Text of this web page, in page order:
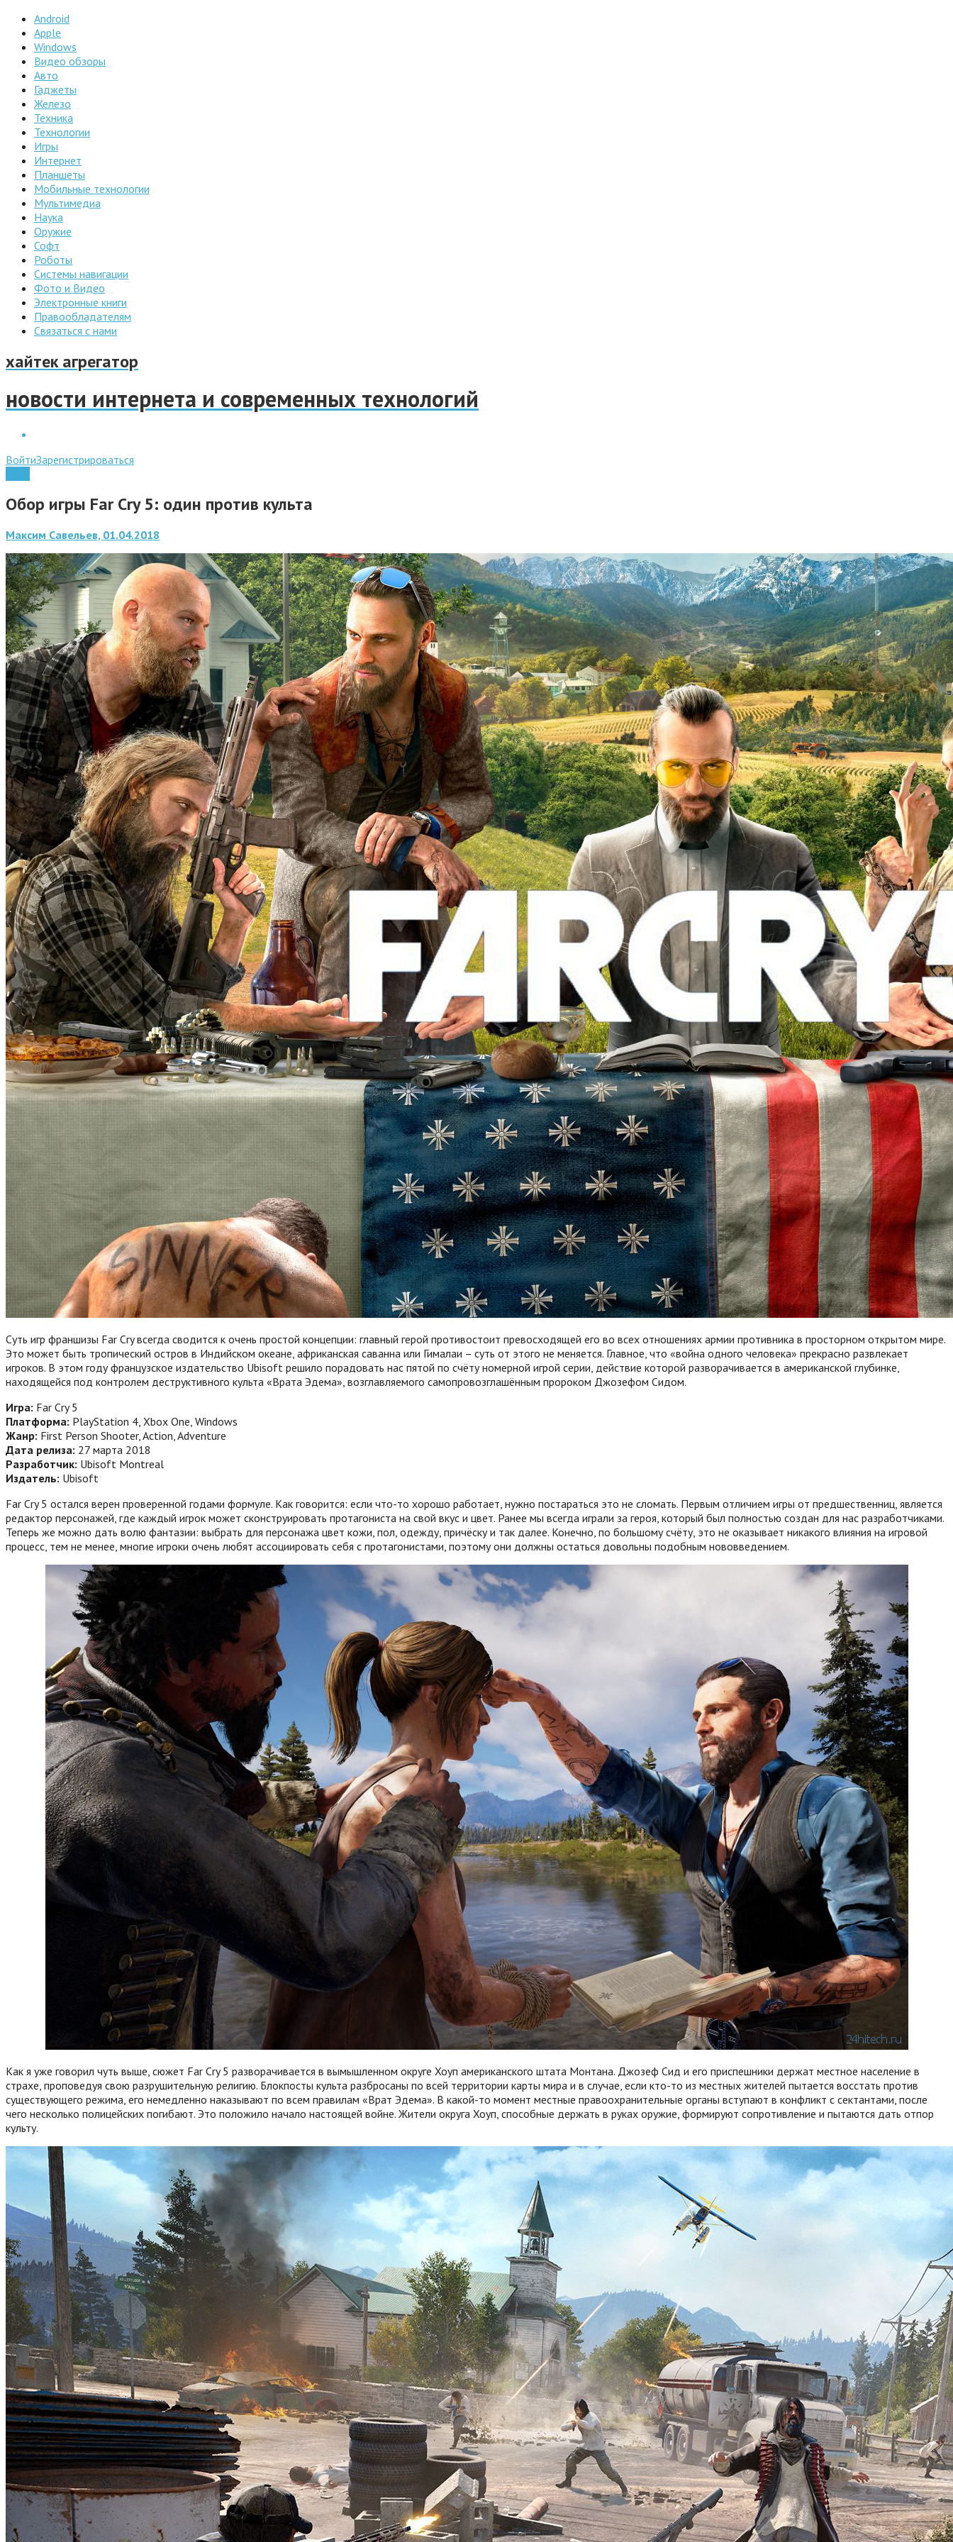
Android
Apple
Windows
Видео обзоры
Авто
Гаджеты
Железо
Техника
Технологии
Игры
Интернет
Планшеты
Мобильные технологии
Мультимедиа
Наука
Оружие
Софт
Роботы
Системы навигации
Фото и Видео
Электронные книги
Правообладателям
Связаться с нами
хайтек агрегатор
новости интернета и современных технологий
ВойтиЗарегистрироваться
Обор игры Far Cry 5: один против культа
Максим Савельев, 01.04.2018
Суть игр франшизы Far Cry всегда сводится к очень простой концепции: главный герой противостоит превосходящей его во всех отношениях армии противника в просторном открытом мире.
Это может быть тропический остров в Индийском океане, африканская саванна или Гималаи – суть от этого не меняется. Главное, что «война одного человека» прекрасно развлекает
игроков. В этом году французское издательство Ubisoft решило порадовать нас пятой по счёту номерной игрой серии, действие которой разворачивается в американской глубинке,
находящейся под контролем деструктивного культа «Врата Эдема», возглавляемого самопровозглашённым пророком Джозефом Сидом.
Игра: Far Cry 5
Платформа: PlayStation 4, Xbox One, Windows
Жанр: First Person Shooter, Action, Adventure
Дата релиза: 27 марта 2018
Разработчик: Ubisoft Montreal
Издатель: Ubisoft
Far Cry 5 остался верен проверенной годами формуле. Как говорится: если что-то хорошо работает, нужно постараться это не сломать. Первым отличием игры от предшественниц, является
редактор персонажей, где каждый игрок может сконструировать протагониста на свой вкус и цвет. Ранее мы всегда играли за героя, который был полностью создан для нас разработчиками.
Теперь же можно дать волю фантазии: выбрать для персонажа цвет кожи, пол, одежду, причёску и так далее. Конечно, по большому счёту, это не оказывает никакого влияния на игровой
процесс, тем не менее, многие игроки очень любят ассоциировать себя с протагонистами, поэтому они должны остаться довольны подобным нововведением.
Как я уже говорил чуть выше, сюжет Far Cry 5 разворачивается в вымышленном округе Хоуп американского штата Монтана. Джозеф Сид и его приспешники держат местное население в
страхе, проповедуя свою разрушительную религию. Блокпосты культа разбросаны по всей территории карты мира и в случае, если кто-то из местных жителей пытается восстать против
существующего режима, его немедленно наказывают по всем правилам «Врат Эдема». В какой-то момент местные правоохранительные органы вступают в конфликт с сектантами, после
чего несколько полицейских погибают. Это положило начало настоящей войне. Жители округа Хоуп, способные держать в руках оружие, формируют сопротивление и пытаются дать отпор
культу.